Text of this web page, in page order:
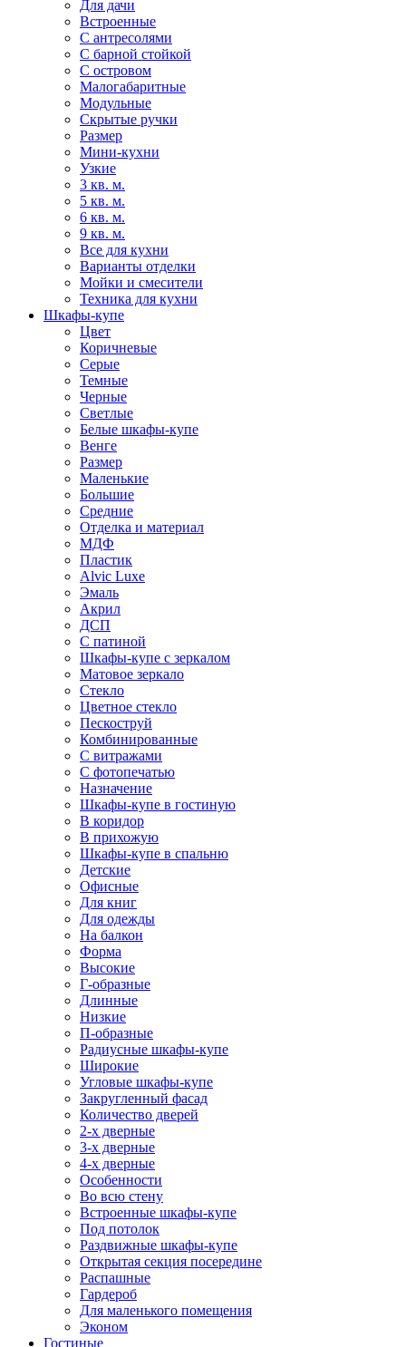
Для дачи
Встроенные
С антресолями
С барной стойкой
С островом
Малогабаритные
Модульные
Скрытые ручки
Размер
Мини-кухни
Узкие
3 кв. м.
5 кв. м.
6 кв. м.
9 кв. м.
Все для кухни
Варианты отделки
Мойки и смесители
Техника для кухни
Шкафы-купе
Цвет
Коричневые
Серые
Темные
Черные
Светлые
Белые шкафы-купе
Венге
Размер
Маленькие
Большие
Средние
Отделка и материал
МДФ
Пластик
Alvic Luxe
Эмаль
Акрил
ДСП
С патиной
Шкафы-купе с зеркалом
Матовое зеркало
Стекло
Цветное стекло
Пескоструй
Комбинированные
С витражами
С фотопечатью
Назначение
Шкафы-купе в гостиную
В коридор
В прихожую
Шкафы-купе в спальню
Детские
Офисные
Для книг
Для одежды
На балкон
Форма
Высокие
Г-образные
Длинные
Низкие
П-образные
Радиусные шкафы-купе
Широкие
Угловые шкафы-купе
Закругленный фасад
Количество дверей
2-х дверные
3-х дверные
4-х дверные
Особенности
Во всю стену
Встроенные шкафы-купе
Под потолок
Раздвижные шкафы-купе
Открытая секция посередине
Распашные
Гардероб
Для маленького помещения
Эконом
Гостиные